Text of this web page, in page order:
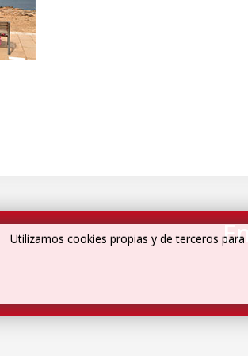
Utilizamos cookies propias y de terceros